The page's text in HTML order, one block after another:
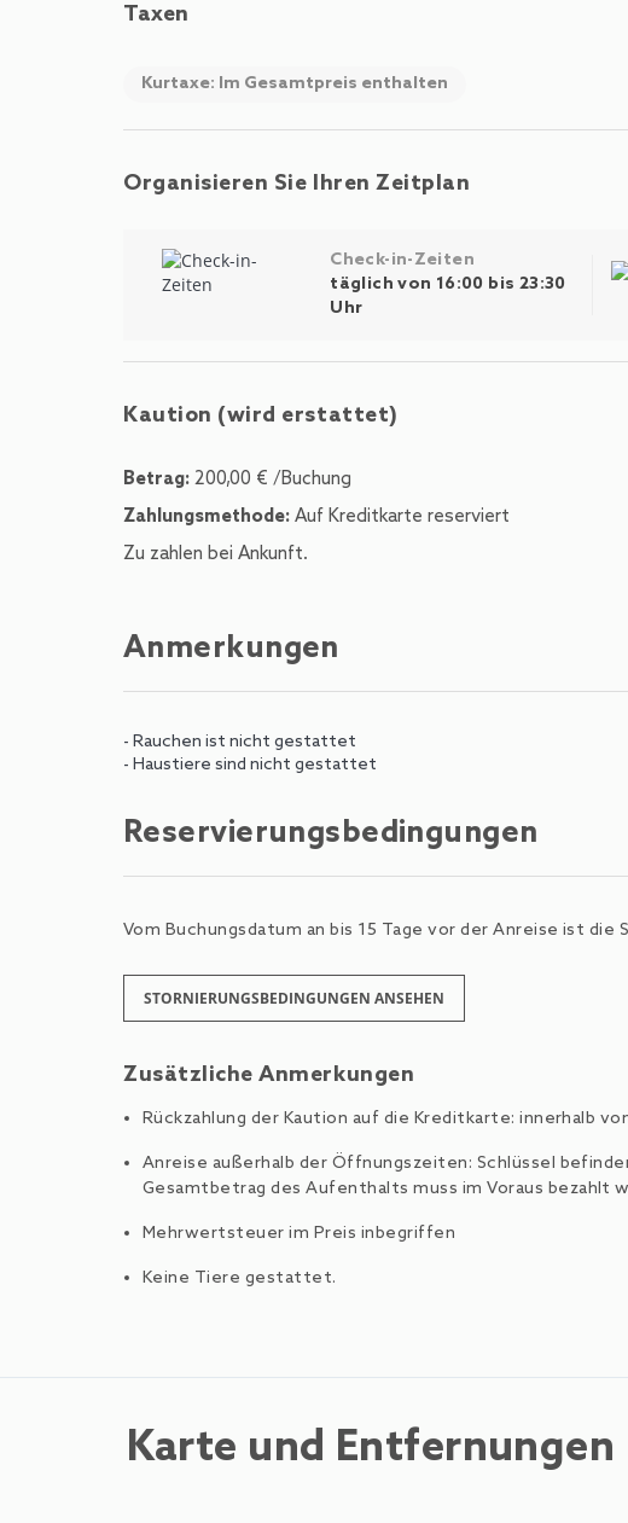
Taxen
Kurtaxe: Im Gesamtpreis enthalten
Organisieren Sie Ihren Zeitplan
Check-in-Zeiten
täglich von 16:00 bis 23:30
Uhr
Kaution (wird erstattet)
Betrag: 200,00 € /Buchung
Zahlungsmethode: Auf Kreditkarte reserviert
Zu zahlen bei Ankunft.
Anmerkungen
- Rauchen ist nicht gestattet
- Haustiere sind nicht gestattet
Reservierungsbedingungen
Vom Buchungsdatum an bis 15 Tage vor der Anreise ist die
STORNIERUNGSBEDINGUNGEN ANSEHEN
Zusätzliche Anmerkungen
Rückzahlung der Kaution auf die Kreditkarte: innerhalb
Anreise außerhalb der Öffnungszeiten: Schlüssel
Gesamtbetrag des Aufenthalts muss im Voraus bezahlt
Mehrwertsteuer im Preis inbegriffen
Keine Tiere gestattet.
Karte und Entfernungen